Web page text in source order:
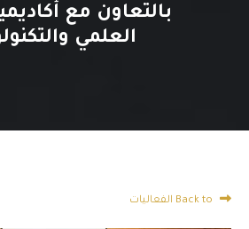
بالتعاون مع
العلمي